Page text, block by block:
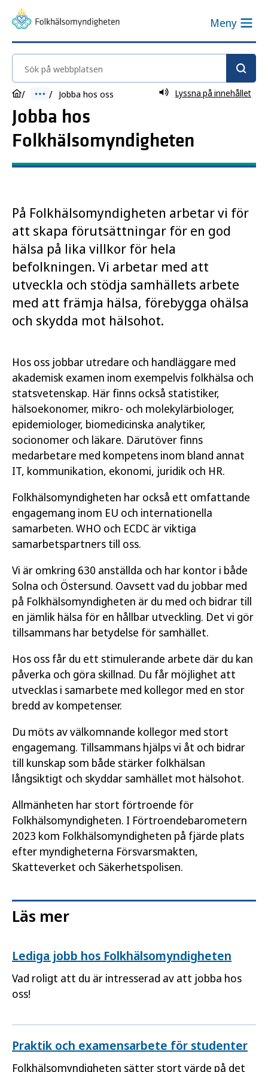
Meny
Sök på webbplatsen
Jobba hos oss Lyssna på innehållet
Jobba hos
Folkhälsomyndigheten
På Folkhälsomyndigheten arbetar vi för
att skapa förutsättningar för en god
hälsa på lika villkor för hela
befolkningen. Vi arbetar med att
utveckla och stödja samhällets arbete
med att främja hälsa, förebygga ohälsa
och skydda mot hälsohot.
Hos oss jobbar utredare och handläggare med
akademisk examen inom exempelvis folkhälsa och
statsvetenskap. Här finns också statistiker,
hälsoekonomer, mikro- och molekylärbiologer,
epidemiologer, biomedicinska analytiker,
socionomer och läkare. Därutöver finns
medarbetare med kompetens inom bland annat
IT, kommunikation, ekonomi, juridik och HR.
Folkhälsomyndigheten har också ett omfattande
engagemang inom EU och internationella
samarbeten. WHO och ECDC är viktiga
samarbetspartners till oss.
Vi är omkring 630 anställda och har kontor i både
Solna och Östersund. Oavsett vad du jobbar med
på Folkhälsomyndigheten är du med och bidrar till
en jämlik hälsa för en hållbar utveckling. Det vi gör
tillsammans har betydelse för samhället.
Hos oss får du ett stimulerande arbete där du kan
påverka och göra skillnad. Du får möjlighet att
utvecklas i samarbete med kollegor med en stor
bredd av kompetenser.
Du möts av välkomnande kollegor med stort
engagemang. Tillsammans hjälps vi åt och bidrar
till kunskap som både stärker folkhälsan
långsiktigt och skyddar samhället mot hälsohot.
Allmänheten har stort förtroende för
Folkhälsomyndigheten. I Förtroendebarometern
2023 kom Folkhälsomyndigheten på fjärde plats
efter myndigheterna Försvarsmakten,
Skatteverket och Säkerhetspolisen.
Läs mer
Lediga jobb hos Folkhälsomyndigheten
Vad roligt att du är intresserad av att jobba hos
oss!
Praktik och examensarbete för studenter
Folkhälsomyndigheten sätter stort värde på det